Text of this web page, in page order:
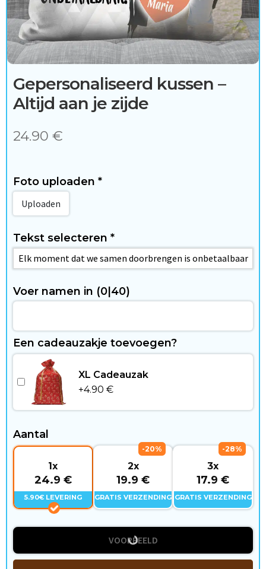
c
e
s
i
e
s
W
o
e
n
&
V
r
i
j
e
t
i
Gepersonaliseerd kussen –
Altijd aan je zijde
24.90 €
Foto uploaden *
Uploaden
Tekst selecteren *
Voer namen in (0|40)
Een cadeauzakje toevoegen?
XL Cadeauzak
+4.90 €
Aantal
1x
24.9 €
5.90€ LEVERING
2x
19.9 €
-20%
GRATIS VERZENDING
3x
17.9 €
-28%
GRATIS VERZENDING
VOORBEELD